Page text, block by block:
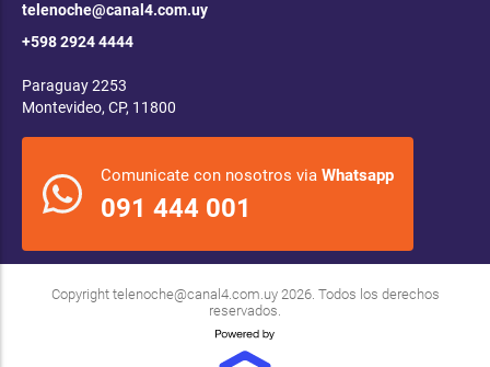
telenoche@canal4.com.uy
+598 2924 4444
Paraguay 2253
Montevideo, CP, 11800
Comunicate con nosotros via Whatsapp
091 444 001
Copyright telenoche@canal4.com.uy2026. Todos los derechos
reservados.